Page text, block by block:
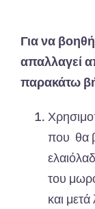
Για να
απαλλαγεί
παρακάτω
Χρησιμο
που θα
ελαιόλα
του
και μετά